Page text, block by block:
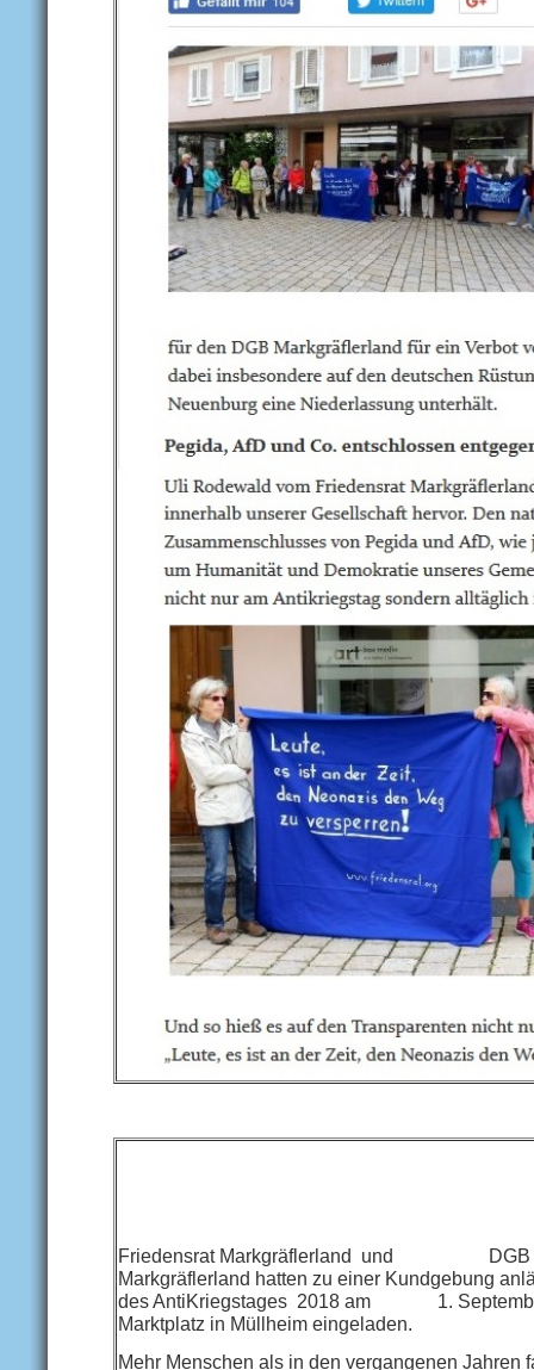
Friedensrat Markgräflerland und DGB
Markgräflerland hatten zu einer Kundgebung
des AntiKriegstages 2018 am 1.
Marktplatz in Müllheim eingeladen.
Mehr Menschen als in den vergangenen Jahren